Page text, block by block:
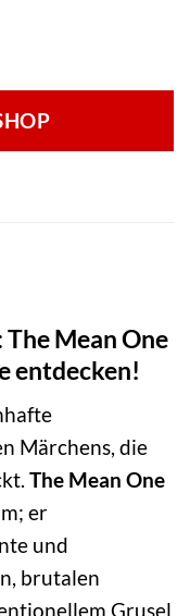
Mean One
entdecken!
Märchens, die
The Mean One
er
und
brutalen
Grusel